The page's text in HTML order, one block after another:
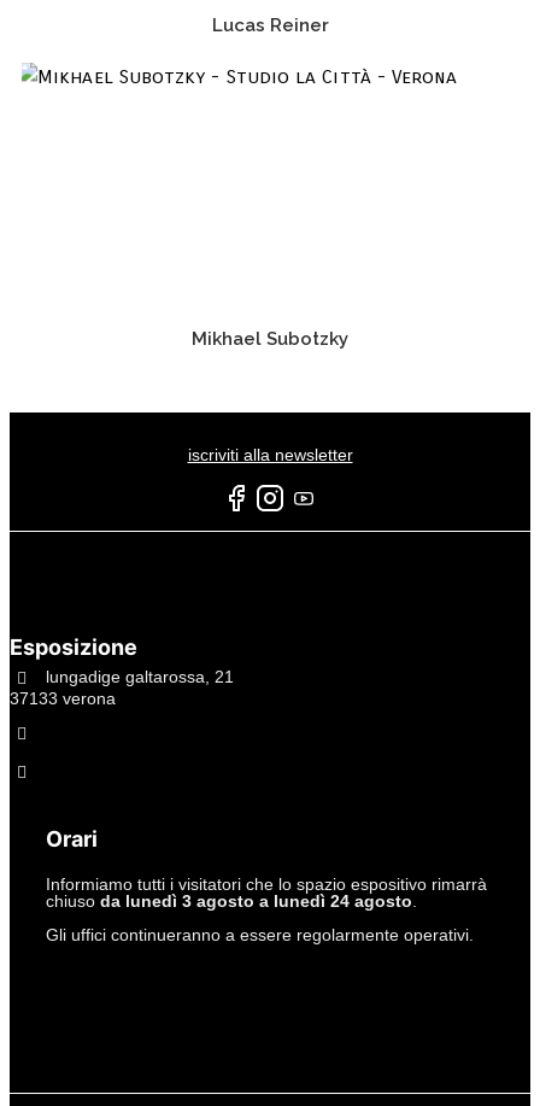
Lucas Reiner
Mikhael Subotzky
iscriviti alla newsletter
Esposizione
lungadige galtarossa, 21
37133 verona
Orari
Informiamo tutti i visitatori che lo spazio espositivo rimarrà
chiuso da lunedì 3 agosto a lunedì 24 agosto.
Gli uffici continueranno a essere regolarmente operativi.